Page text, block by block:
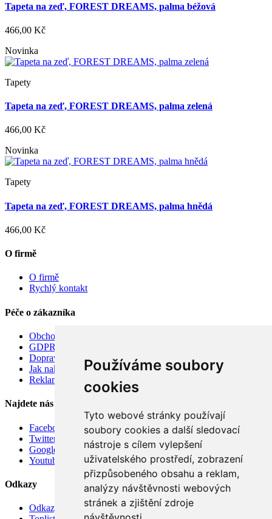
Používáme soubory
cookies
Tyto webové stránky používají
soubory cookies a další sledovací
nástroje s cílem vylepšení
uživatelského prostředí, zobrazení
přizpůsobeného obsahu a reklam,
analýzy návštěvnosti webových
stránek a zjištění zdroje
Tapeta na zeď, FOREST DREAMS, palma béžová
466,00 Kč
Novinka
Tapety
Tapeta na zeď, FOREST DREAMS, palma zelená
466,00 Kč
Novinka
Tapety
Tapeta na zeď, FOREST DREAMS, palma hnědá
466,00 Kč
O firmě
O firmě
Rychlý kontakt
Péče o zákazníka
Obchodní podmínky
GDPR
Doprava
Jak nakupovat
Reklamace
Najdete nás
Facebook
Twitter
Google
Youtube
Odkazy
Odkazy